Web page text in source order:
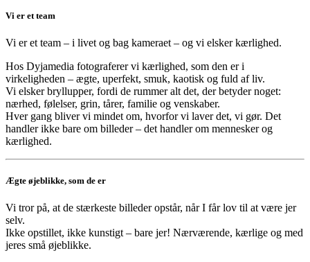
Vi er et team
Vi er et team – i livet og bag kameraet – og vi elsker kærlighed.
Hos Dyjamedia fotograferer vi kærlighed, som den er i
virkeligheden – ægte, uperfekt, smuk, kaotisk og fuld af liv.
Vi elsker bryllupper, fordi de rummer alt det, der betyder noget:
nærhed, følelser, grin, tårer, familie og venskaber.
Hver gang bliver vi mindet om, hvorfor vi laver det, vi gør. Det
handler ikke bare om billeder – det handler om mennesker og
kærlighed.
Ægte øjeblikke, som de er
Vi tror på, at de stærkeste billeder opstår, når I får lov til at være jer
selv.
Ikke opstillet, ikke kunstigt – bare jer! Nærværende, kærlige og med
jeres små øjeblikke.